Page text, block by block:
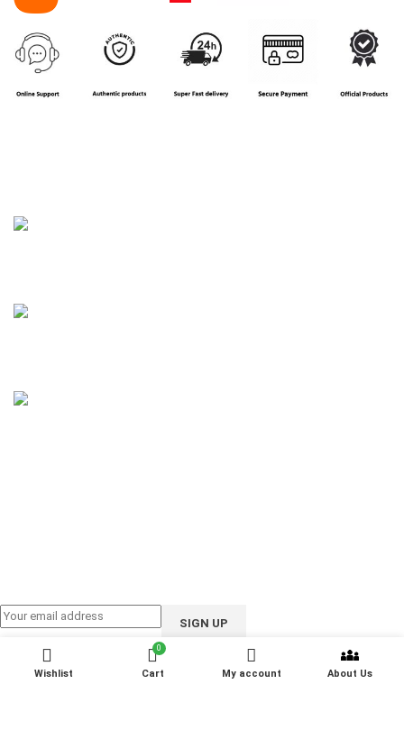
Wishlist
0
Cart My account About Us